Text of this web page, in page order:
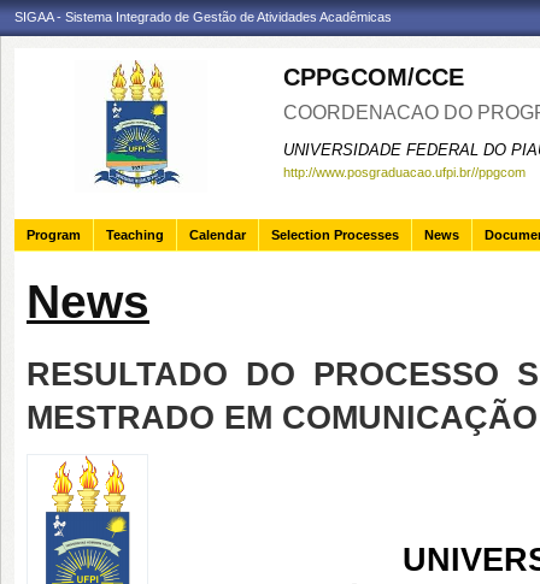
SIGAA - Sistema Integrado de Gestão de Atividades Acadêmicas
CPPGCOM/CCE
COORDENACAO DO
UNIVERSIDADE FEDERAL DO
http://www.posgraduacao.ufpi.br//ppgcom
Program Teaching Calendar Selection Processes News
News
RESULTADO DO PROCESSO
MESTRADO EM